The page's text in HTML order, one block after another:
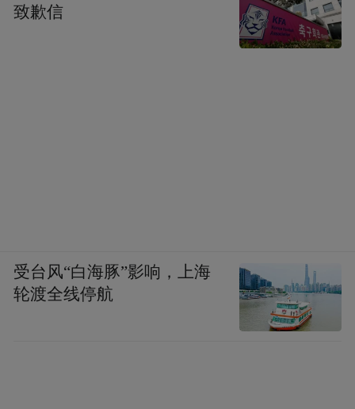
致歉信
受台风“白海豚”影响，上海
轮渡全线停航